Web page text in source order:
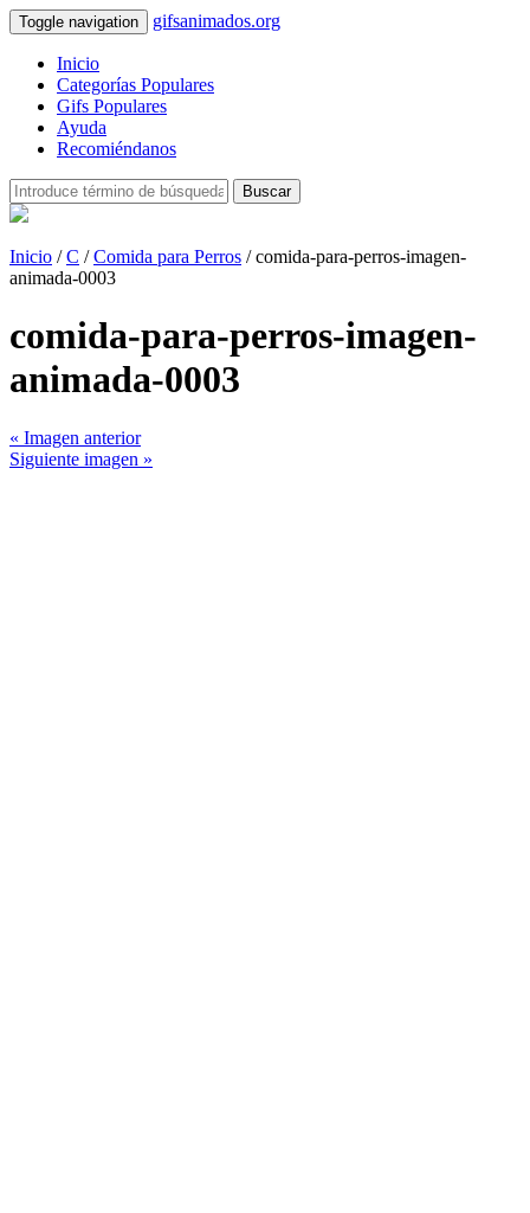
Toggle navigation gifsanimados.org
Inicio
Categorías Populares
Gifs Populares
Ayuda
Recomiéndanos
Buscar
Inicio /C /Comida para Perros / comida-para-perros-imagen-
animada-0003
comida-para-perros-imagen-
animada-0003
« Imagen anterior
Siguiente imagen »